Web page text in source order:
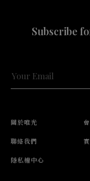
Subscribe
關於唯光
聯絡我們
隱私權中心